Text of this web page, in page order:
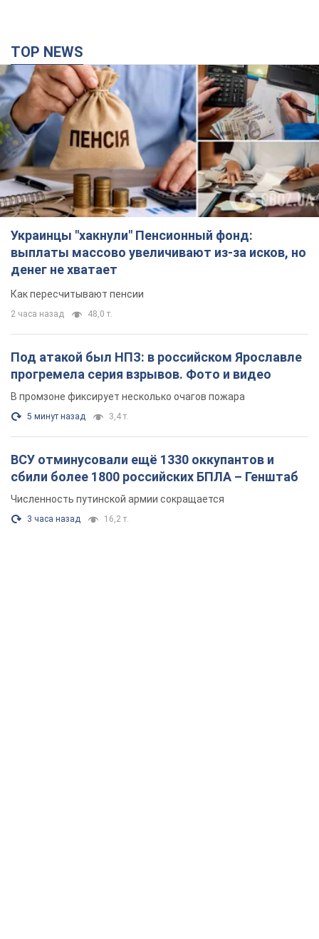
TOP NEWS
Украинцы "хакнули" Пенсионный фонд:
выплаты массово увеличивают из-за исков, но
денег не хватает
Как пересчитывают пенсии
2 часа назад 48,0 т.
Под атакой был НПЗ: в российском Ярославле
прогремела серия взрывов. Фото и видео
В промзоне фиксирует несколько очагов пожара
5 минут назад 3,4 т.
ВСУ отминусовали ещё 1330 оккупантов и
сбили более 1800 российских БПЛА – Генштаб
Численность путинской армии сокращается
3 часа назад 16,2 т.